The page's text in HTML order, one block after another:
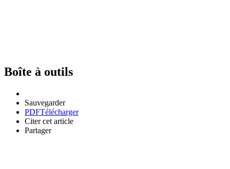
Boîte à outils
Sauvegarder
PDFTélécharger
Citer cet article
Partager